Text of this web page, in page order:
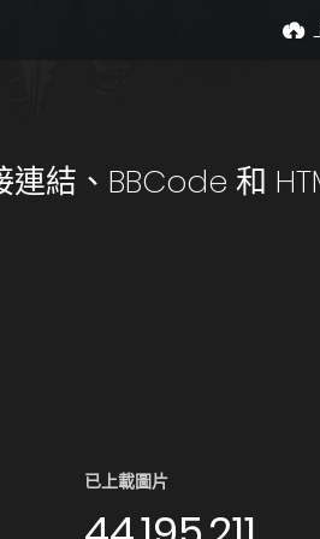
結、BBCode 和
已上載圖片